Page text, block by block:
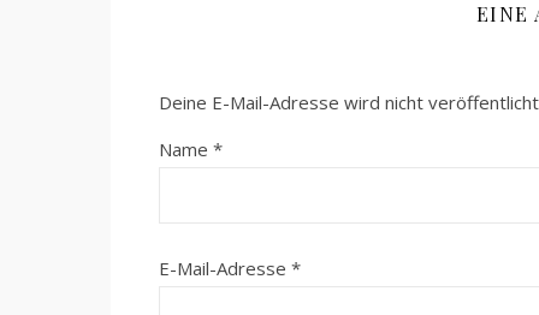
EINE
Deine E-Mail-Adresse wird nicht
Name *
E-Mail-Adresse *